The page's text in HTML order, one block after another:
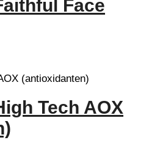
Face
Tech AOX